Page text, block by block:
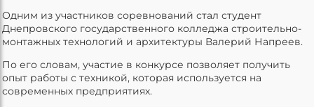
Одним из участников соревнований стал студент
Днепровского государственного колледжа строительно-
монтажных технологий и архитектуры Валерий Напреев.
По его словам, участие в конкурсе позволяет получить
опыт работы с техникой, которая используется на
современных предприятиях.